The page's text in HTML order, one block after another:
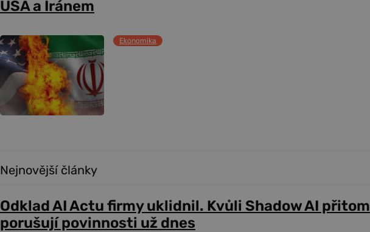
USA a Íránem
Ekonomika
Nejnovější články
Odklad AI Actu firmy uklidnil. Kvůli Shadow AI přitom
porušují povinnosti už dnes